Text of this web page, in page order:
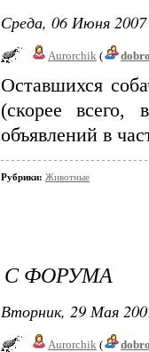
Среда, 06 Июня
Aurorchik (
Оставшихся
(скорее
объявлений в
Рубрики: Животные
С ФОРУМА
Вторник, 29 Мая
Aurorchik (